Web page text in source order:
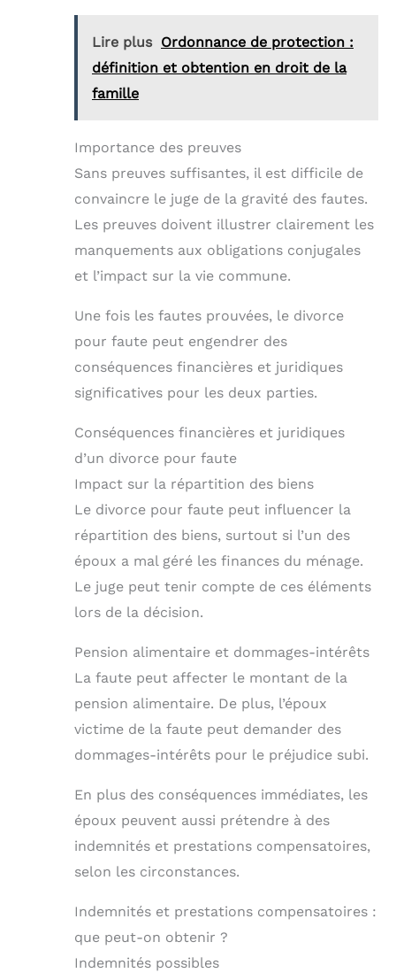
Lire plus Ordonnance de protection :
définition et obtention en droit de la
famille
Importance des preuves
Sans preuves suffisantes, il est difficile de
convaincre le juge de la gravité des fautes.
Les preuves doivent illustrer clairement les
manquements aux obligations conjugales
et l’impact sur la vie commune.
Une fois les fautes prouvées, le divorce
pour faute peut engendrer des
conséquences financières et juridiques
significatives pour les deux parties.
Conséquences financières et juridiques
d’un divorce pour faute
Impact sur la répartition des biens
Le divorce pour faute peut influencer la
répartition des biens, surtout si l’un des
époux a mal géré les finances du ménage.
Le juge peut tenir compte de ces éléments
lors de la décision.
Pension alimentaire et dommages-intérêts
La faute peut affecter le montant de la
pension alimentaire. De plus, l’époux
victime de la faute peut demander des
dommages-intérêts pour le préjudice subi.
En plus des conséquences immédiates, les
époux peuvent aussi prétendre à des
indemnités et prestations compensatoires,
selon les circonstances.
Indemnités et prestations compensatoires :
que peut-on obtenir ?
Indemnités possibles